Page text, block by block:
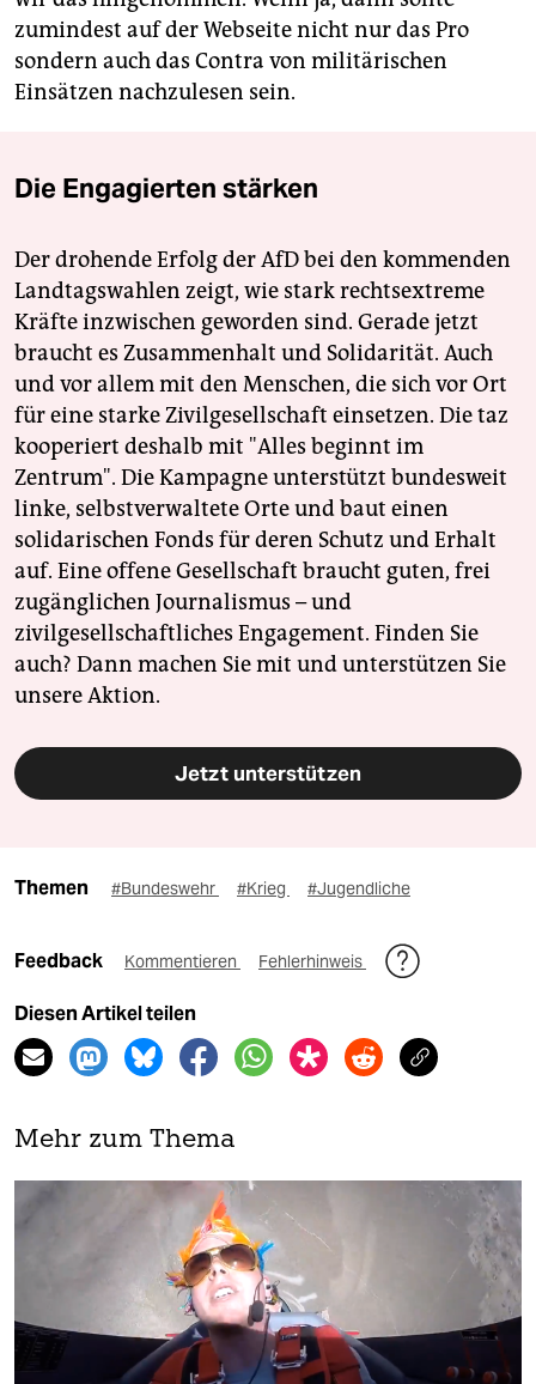
zumindest auf der Webseite nicht nur das Pro
sondern auch das Contra von militärischen
Einsätzen nachzulesen sein.
Die Engagierten stärken
Der drohende Erfolg der AfD bei den kommenden
Landtagswahlen zeigt, wie stark rechtsextreme
Kräfte inzwischen geworden sind. Gerade jetzt
braucht es Zusammenhalt und Solidarität. Auch
und vor allem mit den Menschen, die sich vor Ort
für eine starke Zivilgesellschaft einsetzen. Die taz
kooperiert deshalb mit "Alles beginnt im
Zentrum". Die Kampagne unterstützt bundesweit
linke, selbstverwaltete Orte und baut einen
solidarischen Fonds für deren Schutz und Erhalt
auf. Eine offene Gesellschaft braucht guten, frei
zugänglichen Journalismus – und
zivilgesellschaftliches Engagement. Finden Sie
auch? Dann machen Sie mit und unterstützen Sie
unsere Aktion.
Jetzt unterstützen
Themen #Bundeswehr #Krieg #Jugendliche
Feedback Kommentieren Fehlerhinweis
Diesen Artikel teilen
Mehr zum Thema